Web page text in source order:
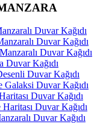
Duvar Kağıdı
Duvar Kağıdı
Duvar Kağıdı
Duvar Kağıdı
Duvar Kağıdı
Galaksi Duvar Kağıdı
Duvar Kağıdı
Duvar Kağıdı
Duvar Kağıdı